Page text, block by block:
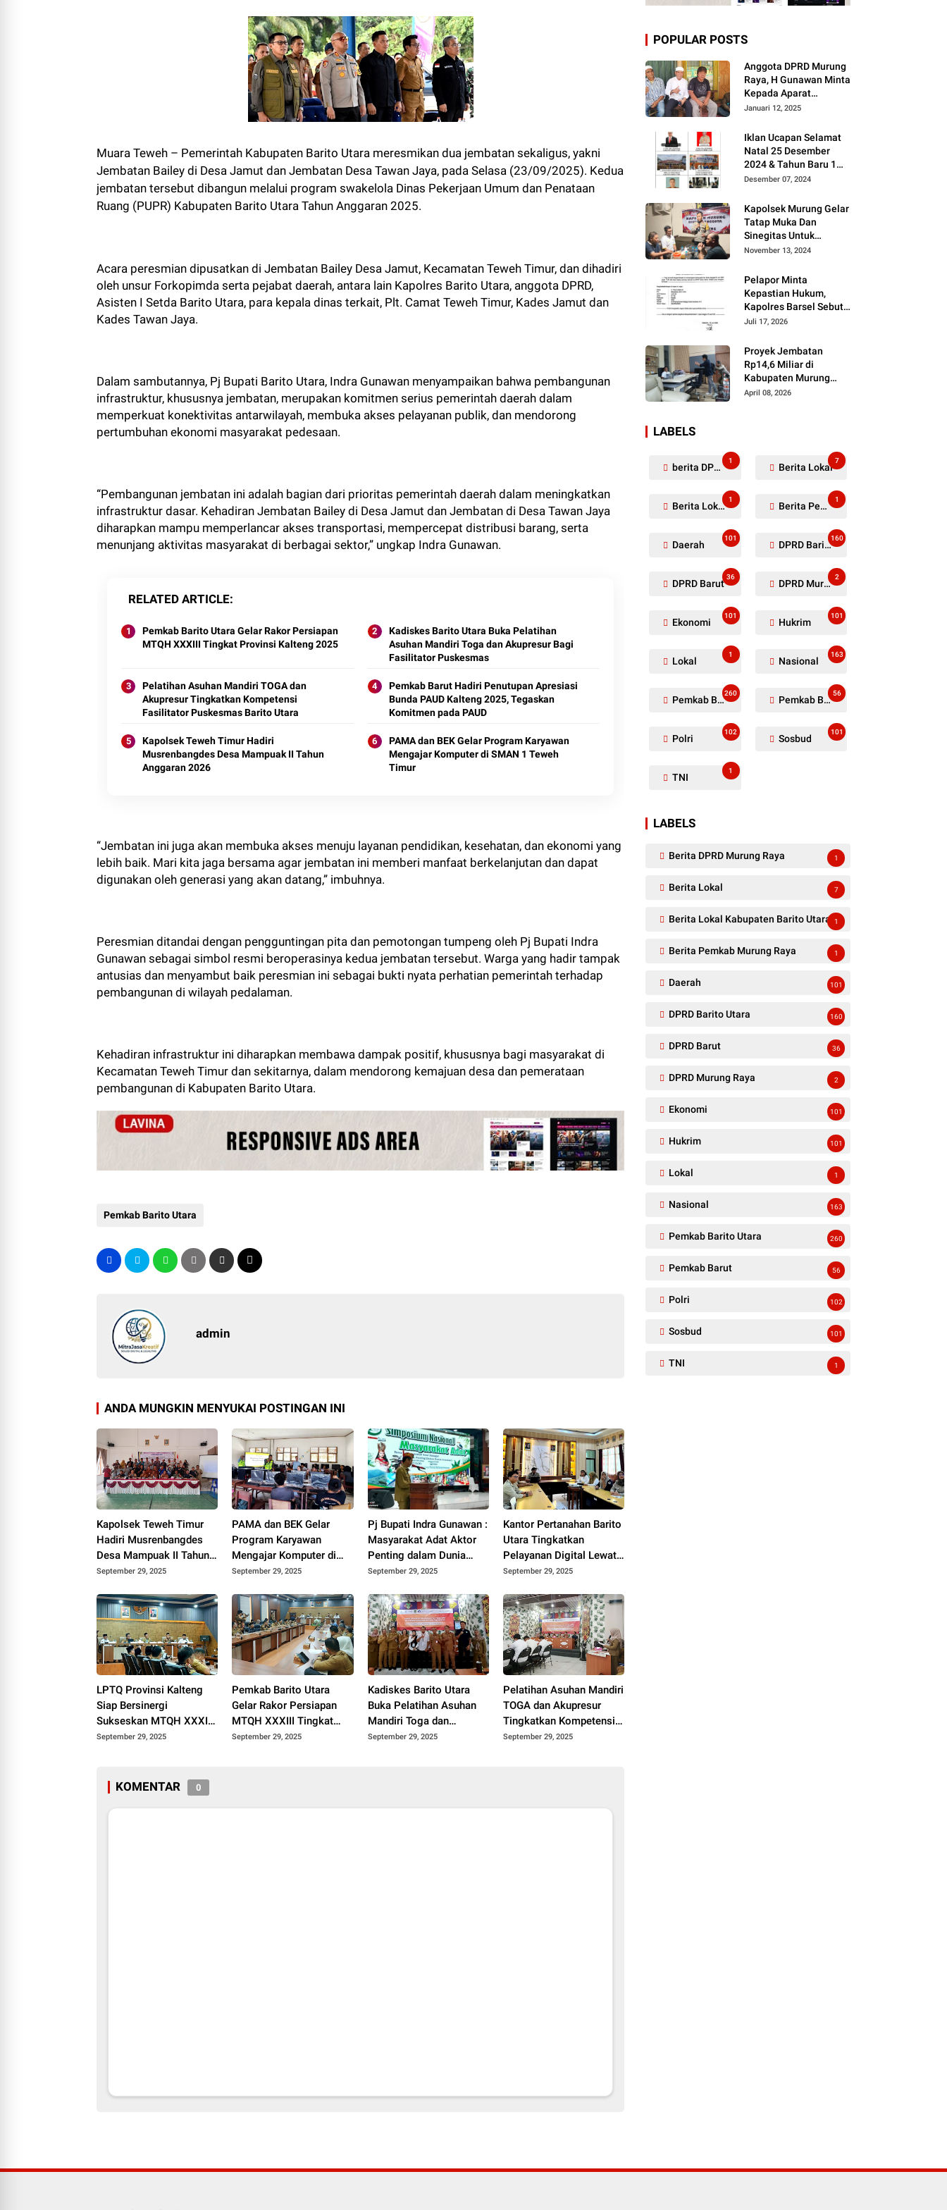
Muara Teweh – Pemerintah Kabupaten Barito Utara meresmikan dua jembatan sekaligus, yakni
Jembatan Bailey di Desa Jamut dan Jembatan Desa Tawan Jaya, pada Selasa (23/09/2025). Kedua
jembatan tersebut dibangun melalui program swakelola Dinas Pekerjaan Umum dan Penataan
Ruang (PUPR) Kabupaten Barito Utara Tahun Anggaran 2025.
Acara peresmian dipusatkan di Jembatan Bailey Desa Jamut, Kecamatan Teweh Timur, dan dihadiri
oleh unsur Forkopimda serta pejabat daerah, antara lain Kapolres Barito Utara, anggota DPRD,
Asisten I Setda Barito Utara, para kepala dinas terkait, Plt. Camat Teweh Timur, Kades Jamut dan
Kades Tawan Jaya.
Dalam sambutannya, Pj Bupati Barito Utara, Indra Gunawan menyampaikan bahwa pembangunan
infrastruktur, khususnya jembatan, merupakan komitmen serius pemerintah daerah dalam
memperkuat konektivitas antarwilayah, membuka akses pelayanan publik, dan mendorong
pertumbuhan ekonomi masyarakat pedesaan.
“Pembangunan jembatan ini adalah bagian dari prioritas pemerintah daerah dalam meningkatkan
infrastruktur dasar. Kehadiran Jembatan Bailey di Desa Jamut dan Jembatan di Desa Tawan Jaya
diharapkan mampu memperlancar akses transportasi, mempercepat distribusi barang, serta
menunjang aktivitas masyarakat di berbagai sektor,” ungkap Indra Gunawan.
RELATED ARTICLE
Pemkab Barito Utara Gelar Rakor Persiapan
MTQH XXXIII Tingkat Provinsi Kalteng 2025
Kadiskes Barito Utara Buka Pelatihan
Asuhan Mandiri Toga dan Akupresur Bagi
Fasilitator Puskesmas
Pelatihan Asuhan Mandiri TOGA dan
Akupresur Tingkatkan Kompetensi
Fasilitator Puskesmas Barito Utara
Pemkab Barut Hadiri Penutupan Apresiasi
Bunda PAUD Kalteng 2025, Tegaskan
Komitmen pada PAUD
Kapolsek Teweh Timur Hadiri
Musrenbangdes Desa Mampuak II Tahun
Anggaran 2026
PAMA dan BEK Gelar Program Karyawan
Mengajar Komputer di SMAN 1 Teweh
Timur
“Jembatan ini juga akan membuka akses menuju layanan pendidikan, kesehatan, dan ekonomi yang
lebih baik. Mari kita jaga bersama agar jembatan ini memberi manfaat berkelanjutan dan dapat
digunakan oleh generasi yang akan datang,” imbuhnya.
Peresmian ditandai dengan pengguntingan pita dan pemotongan tumpeng oleh Pj Bupati Indra
Gunawan sebagai simbol resmi beroperasinya kedua jembatan tersebut. Warga yang hadir tampak
antusias dan menyambut baik peresmian ini sebagai bukti nyata perhatian pemerintah terhadap
pembangunan di wilayah pedalaman.
Kehadiran infrastruktur ini diharapkan membawa dampak positif, khususnya bagi masyarakat di
Kecamatan Teweh Timur dan sekitarnya, dalam mendorong kemajuan desa dan pemerataan
pembangunan di Kabupaten Barito Utara.
Pemkab Barito Utara
admin
ANDA MUNGKIN MENYUKAI POSTINGAN INI
Kapolsek Teweh Timur
Hadiri Musrenbangdes
Desa Mampuak II Tahun
Anggaran 2026
September 29, 2025
PAMA dan BEK Gelar
Program Karyawan
Mengajar Komputer di
SMAN 1 Teweh Timur
September 29, 2025
Pj Bupati Indra Gunawan :
Masyarakat Adat Aktor
Penting dalam Dunia
Investasi
September 29, 2025
Kantor Pertanahan Barito
Utara Tingkatkan
Pelayanan Digital Lewat
Pelatihan Peralihan
September 29, 2025
LPTQ Provinsi Kalteng
Siap Bersinergi
Sukseskan MTQH XXXIII
di Barito Utara
September 29, 2025
Pemkab Barito Utara
Gelar Rakor Persiapan
MTQH XXXIII Tingkat
Provinsi Kalteng 2025
September 29, 2025
Kadiskes Barito Utara
Buka Pelatihan Asuhan
Mandiri Toga dan
Akupresur Bagi
September 29, 2025
Pelatihan Asuhan Mandiri
TOGA dan Akupresur
Tingkatkan Kompetensi
Fasilitator Puskesmas
September 29, 2025
KOMENTAR 0
POPULAR POSTS
Anggota DPRD Murung
Raya, H Gunawan Minta
Kepada Aparat
Berantas judi dan
Instruksi Presiden RI
Januari 12, 2025
Iklan Ucapan Selamat
Natal 25 Desember
2024 & Tahun Baru 1
Januari 2025
Desember 07, 2024
Kapolsek Murung Gelar
Tatap Muka Dan
Sinegitas Untuk
Menjaga Situasi
Kondusif Dengan Insan
Pers
November 13, 2024
Pelapor Minta
Kepastian Hukum,
Kapolres Barsel Sebut
Dugaan Penyerobotan
Juli 17, 2026
Proyek Jembatan
Rp14,6 Miliar di
Kabupaten Murung
Raya Mangkrak,
April 08, 2026
LABELS
berita DPRD Murung Raya
1
Berita Lokal
7
Berita Lokal Kabupaten Barito Utara
1
Berita Pemkab Murung Raya
1
Daerah
101
DPRD Barito Utara
160
DPRD Barut
36
DPRD Murung Raya
2
Ekonomi
101
Hukrim
101
Lokal
1
Nasional
163
Pemkab Barito Utara
260
Pemkab Barut
56
Polri
102
Sosbud
101
TNI
1
LABELS
Berita DPRD Murung Raya 1
Berita Lokal 7
Berita Lokal Kabupaten Barito Utara 1
Berita Pemkab Murung Raya 1
Daerah 101
DPRD Barito Utara 160
DPRD Barut 36
DPRD Murung Raya 2
Ekonomi 101
Hukrim 101
Lokal 1
Nasional 163
Pemkab Barito Utara 260
Pemkab Barut 56
Polri 102
Sosbud 101
TNI 1